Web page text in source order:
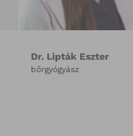
Dr. Gudor Orsolya
gyermekgyógyász